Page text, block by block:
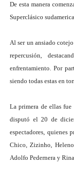
De esta manera
Superclásico
Al ser un ansiado
repercusión,
enfrentamiento. Por
siendo todas estas en
La primera de ellas
disputó el 20 de
espectadores, quienes
Chico, Zizinho,
Adolfo Pedernera y